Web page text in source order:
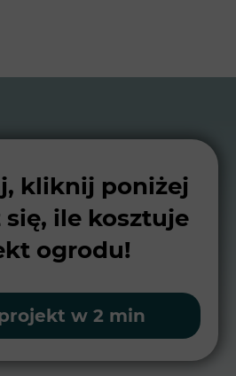
kliknij poniżej
ile kosztuje
ogrodu!
w 2 min